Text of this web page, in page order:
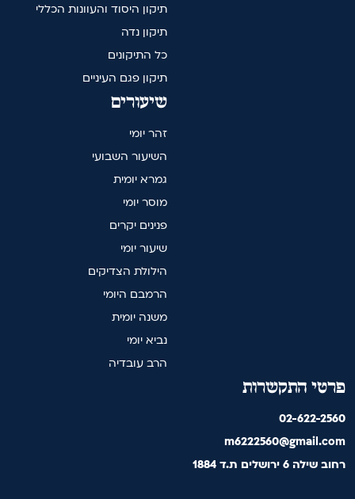
תיקון היסוד והעוונות הכללי
תיקון נדה
כל התיקונים
תיקון פגם העיניים
שיעורים
זהר יומי
השיעור השבועי
גמרא יומית
מוסר יומי
פנינים יקרים
שיעור יומי
הילולת הצדיקים
הרמבם היומי
משנה יומית
נביא יומי
הרב עובדיה
פרטי התקשרות
02-622-2560
m6222560@gmail.com
רחוב שילה 6 ירושלים ת.ד 1884